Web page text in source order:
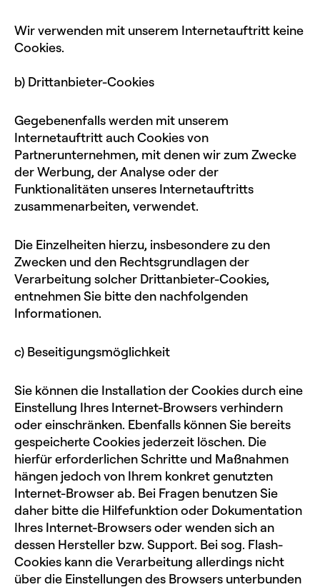
Wir verwenden mit unserem Internetauftritt keine
Cookies.
b) Drittanbieter-Cookies
Gegebenenfalls werden mit unserem
Internetauftritt auch Cookies von
Partnerunternehmen, mit denen wir zum Zwecke
der Werbung, der Analyse oder der
Funktionalitäten unseres Internetauftritts
zusammenarbeiten, verwendet.
Die Einzelheiten hierzu, insbesondere zu den
Zwecken und den Rechtsgrundlagen der
Verarbeitung solcher Drittanbieter-Cookies,
entnehmen Sie bitte den nachfolgenden
Informationen.
c) Beseitigungsmöglichkeit
Sie können die Installation der Cookies durch eine
Einstellung Ihres Internet-Browsers verhindern
oder einschränken. Ebenfalls können Sie bereits
gespeicherte Cookies jederzeit löschen. Die
hierfür erforderlichen Schritte und Maßnahmen
hängen jedoch von Ihrem konkret genutzten
Internet-Browser ab. Bei Fragen benutzen Sie
daher bitte die Hilfefunktion oder Dokumentation
Ihres Internet-Browsers oder wenden sich an
dessen Hersteller bzw. Support. Bei sog. Flash-
Cookies kann die Verarbeitung allerdings nicht
über die Einstellungen des Browsers unterbunden